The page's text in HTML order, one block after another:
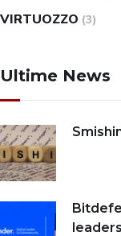
VIRTUOZZO (3)
Ultime News